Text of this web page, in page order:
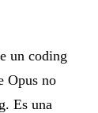
un coding
Opus no
Es una